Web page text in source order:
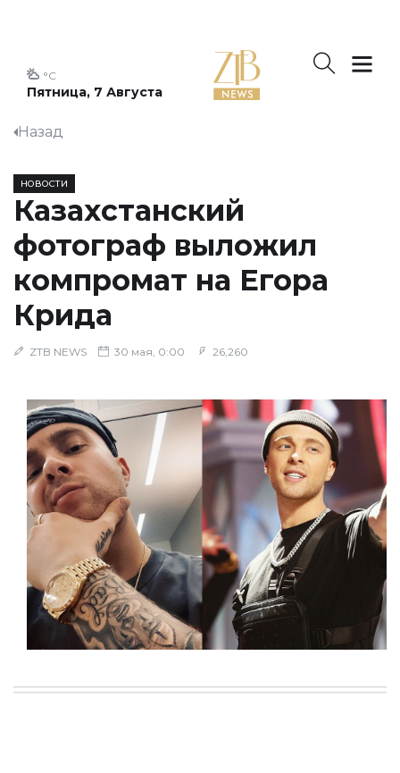
Пятница, 7 Августа
°C
Назад
НОВОСТИ
Казахстанский
фотограф выложил
компромат на Егора
Крида
ZTB NEWS 30 мая, 0:00 26,260